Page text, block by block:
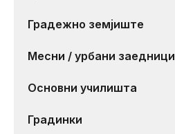
Градежно земјиште
Месни / урбани заедници
Основни училишта
Градинки